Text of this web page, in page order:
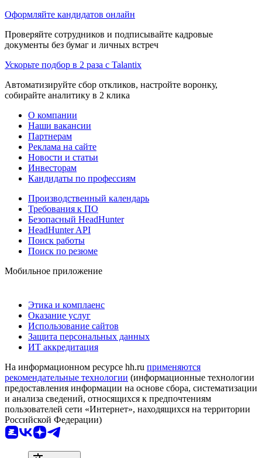
Оформляйте кандидатов онлайн
Проверяйте сотрудников и подписывайте кадровые
документы без бумаг и личных встреч
Ускорьте подбор в 2 раза с Talantix
Автоматизируйте сбор откликов, настройте воронку,
собирайте аналитику в 2 клика
О компании
Наши вакансии
Партнерам
Реклама на сайте
Новости и статьи
Инвесторам
Кандидаты по профессиям
Производственный календарь
Требования к ПО
Безопасный HeadHunter
HeadHunter API
Поиск работы
Поиск по резюме
Мобильное приложение
Этика и комплаенс
Оказание услуг
Использование сайтов
Защита персональных данных
ИТ аккредитация
На информационном ресурсе hh.ru применяются
рекомендательные технологии (информационные технологии
предоставления информации на основе сбора, систематизации
и анализа сведений, относящихся к предпочтениям
пользователей сети «Интернет», находящихся на территории
Российской Федерации)